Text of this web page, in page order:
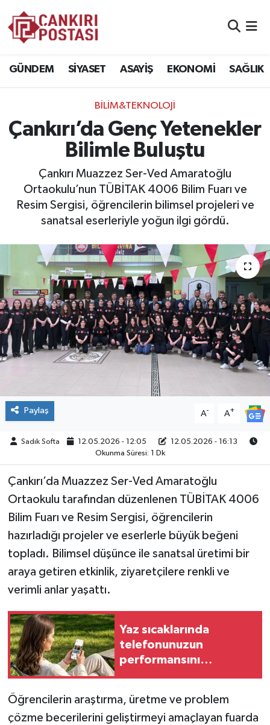
GÜNDEM SİYASET ASAYİŞ EKONOMİ SAĞLIK
BİLİM&TEKNOLOJİ
Çankırı’da Genç Yetenekler
Bilimle Buluştu
Çankırı Muazzez Ser-Ved Amaratoğlu
Ortaokulu’nun TÜBİTAK 4006 Bilim Fuarı ve
Resim Sergisi, öğrencilerin bilimsel projeleri ve
sanatsal eserleriyle yoğun ilgi gördü.
Paylaş A- A+
Sadık Softa 12.05.2026 - 12:05
12.05.2026 - 16:13
Okunma Süresi: 1 Dk
Çankırı’da Muazzez Ser-Ved Amaratoğlu
Ortaokulu tarafından düzenlenen TÜBİTAK 4006
Bilim Fuarı ve Resim Sergisi, öğrencilerin
hazırladığı projeler ve eserlerle büyük beğeni
topladı. Bilimsel düşünce ile sanatsal üretimi bir
araya getiren etkinlik, ziyaretçilere renkli ve
verimli anlar yaşattı.
Yaz sıcaklarında
telefonunuzun
performansını
Öğrencilerin araştırma, üretme ve problem
çözme becerilerini geliştirmeyi amaçlayan fuarda
EKONOMİ
SAĞLIK
SPOR
YAŞAM
ÇEVRE
İLÇELER
RESMİ İLANLAR
TURİZM
MAGAZİN
VEFAT
BÖLGE
TÜRKİYE
Namaz Vakitleri
Trafik Durumu
Süper Lig Puan Durumu ve Fikstür
Tüm Manşetler
Son Dakika Haberleri
Haber Arşivi